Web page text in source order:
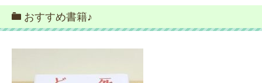
おすすめ書籍♪